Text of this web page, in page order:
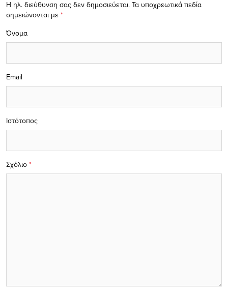
Η ηλ. διεύθυνση σας δεν δημοσιεύεται. Τα υποχρεωτικά πεδία
σημειώνονται με *
Σχόλιο *
Όνομα
Email
Ιστότοπος